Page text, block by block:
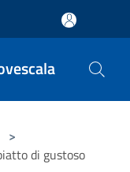
>
di gustoso